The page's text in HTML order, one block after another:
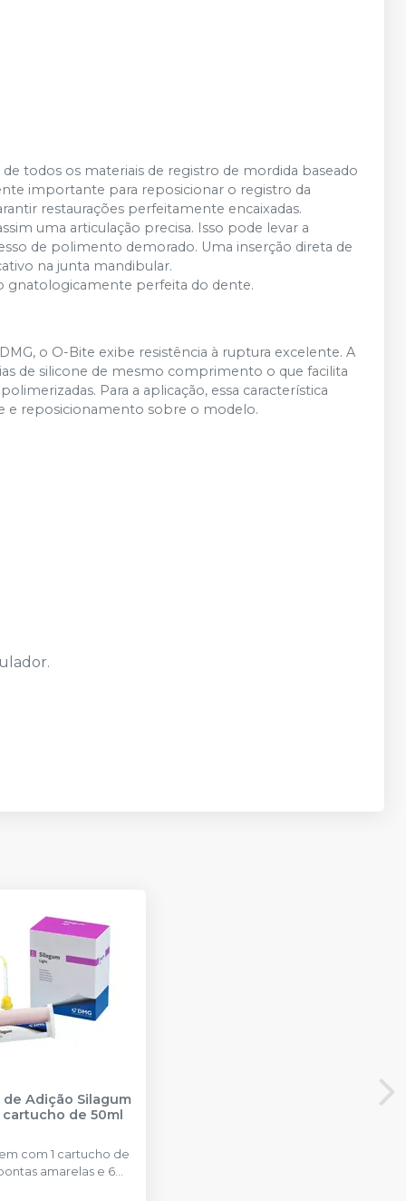
todos os materiais de registro de mordida baseado
importante para reposicionar o registro da
restaurações perfeitamente encaixadas.
uma articulação precisa. Isso pode levar a
de polimento demorado. Uma inserção direta de
na junta mandibular.
gnatologicamente perfeita do dente.
o O-Bite exibe resistência à ruptura excelente. A
de silicone de mesmo comprimento o que facilita
Para a aplicação, essa característica
e reposicionamento sobre o modelo.
Adição Silagum
cartucho de 50ml
com 1 cartucho de
amarelas e 6